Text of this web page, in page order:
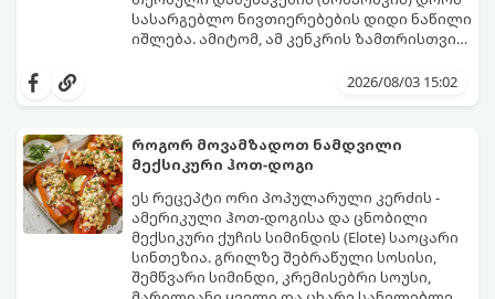
სასარგებლო ნივთიერებების დიდი ნაწილი
იშლება. ამიტომ, ამ კენკრის ზამთრისთვის
მომზადებაა - მოხარშვის გარეშე.
ბუნებრივ, კაშკაშა გემოს, არომატს და
2026/08/03 15:02
როგორ მოვამზადოთ ნამდვილი
მექსიკური ჰოთ-დოგი
ეს რეცეპტი ორი პოპულარული კერძის -
ამერიკული ჰოთ-დოგისა და ცნობილი
მექსიკური ქუჩის სიმინდის (Elote) საოცარი
სინთეზია. გრილზე შებრაწული სოსისი,
შემწვარი სიმინდი, კრემისებრი სოუსი,